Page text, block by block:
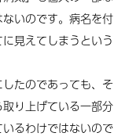
いのです。病名を付
見えてしまうという
たのであっても、そ
り上げている一部分
るわけではないので